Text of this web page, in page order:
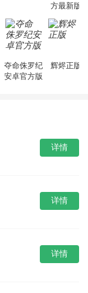
方最新版
夺命侏罗纪
安卓官方版
辉烬正版
详情
详情
详情